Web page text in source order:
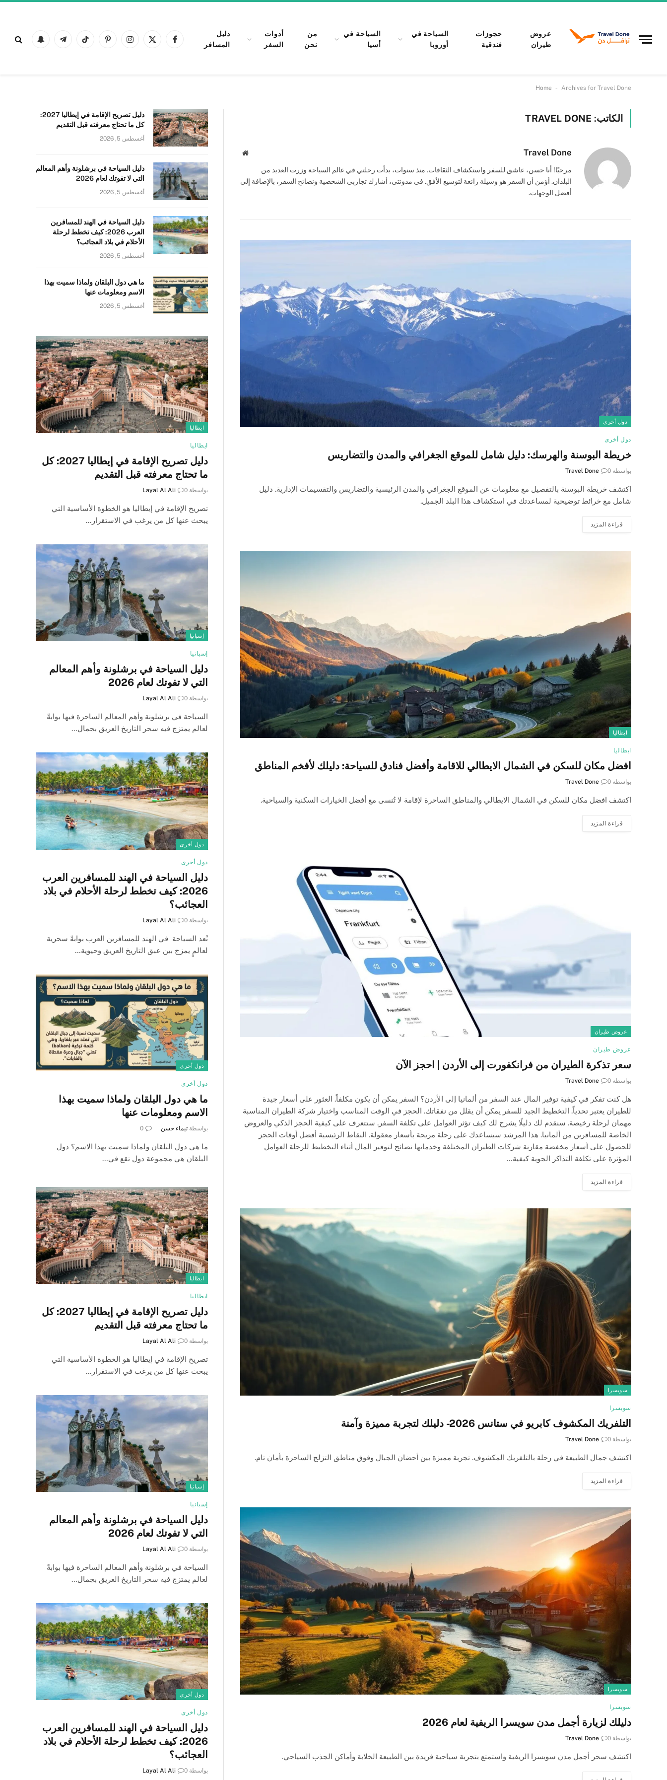
عروض
طيران
حجوزات
فندقية
السياحة في
أوروبا
السياحة في
أسيا
من
نحن
أدوات
السفر
دليل
المسافر
فيسبوكX
الانستغرامبينتيريستتيكتوك تيلقرام Snapchat
Home - Archives for Travel Done
الكاتب: TRAVEL DONE
Travel Done
موقع
مرحبًا! أنا حسن، عاشق للسفر واستكشاف الثقافات. منذ سنوات، بدأت رحلتي في عالم السياحة وزرت العديد من
البلدان. أؤمن أن السفر هو وسيلة رائعة لتوسيع الأفق. في مدونتي، أشارك تجاربي الشخصية ونصائح السفر، بالإضافة إلى
أفضل الوجهات.
دول أخرى
دول أخرى
خريطة البوسنة والهرسك: دليل شامل للموقع الجغرافي والمدن والتضاريس
بواسطة Travel Done 0
اكتشف خريطة البوسنة بالتفصيل مع معلومات عن الموقع الجغرافي والمدن الرئيسية والتضاريس والتقسيمات الإدارية. دليل
شامل مع خرائط توضيحية لمساعدتك في استكشاف هذا البلد الجميل.
قراءة المزيد
ايطاليا
ايطاليا
افضل مكان للسكن في الشمال الايطالي للاقامة وأفضل فنادق للسياحة: دليلك لأفخم المناطق
بواسطة Travel Done 0
اكتشف افضل مكان للسكن في الشمال الايطالي والمناطق الساحرة لإقامة لا تُنسى مع أفضل الخيارات السكنية والسياحية.
قراءة المزيد
عروض طيران
عروض طيران
سعر تذكرة الطيران من فرانكفورت إلى الأردن | احجز الآن
بواسطة Travel Done 0
هل كنت تفكر في كيفية توفير المال عند السفر من ألمانيا إلى الأردن؟ السفر يمكن أن يكون مكلفاً. العثور على أسعار جيدة
للطيران يعتبر تحدياً. التخطيط الجيد للسفر يمكن أن يقلل من نفقاتك. الحجز في الوقت المناسب واختيار شركة الطيران المناسبة
مهمان لرحلة رخيصة. سنقدم لك دليلًا يشرح لك كيف تؤثر العوامل على تكلفة السفر. ستتعرف على كيفية الحجز الذكي والعروض
الخاصة للمسافرين من ألمانيا. هذا المرشد سيساعدك على رحلة مريحة بأسعار معقولة. النقاط الرئيسية أفضل أوقات الحجز
للحصول على أسعار مخفضة مقارنة شركات الطيران المختلفة وخدماتها نصائح لتوفير المال أثناء التخطيط للرحلة العوامل
المؤثرة على تكلفة التذاكر الجوية كيفية…
قراءة المزيد
سويسرا
سويسرا
التلفريك المكشوف كابريو في ستانس 2026- دليلك لتجربة مميزة وآمنة
بواسطة Travel Done 0
اكتشف جمال الطبيعة في رحلة بالتلفريك المكشوف. تجربة مميزة بين أحضان الجبال وفوق مناطق التزلج الساحرة بأمان تام.
قراءة المزيد
سويسرا
سويسرا
دليلك لزيارة أجمل مدن سويسرا الريفية لعام 2026
بواسطة Travel Done 0
اكتشف سحر أجمل مدن سويسرا الريفية واستمتع بتجربة سياحية فريدة بين الطبيعة الخلابة وأماكن الجذب السياحي.
دليل تصريح الإقامة في إيطاليا 2027:
كل ما تحتاج معرفته قبل التقديم
أغسطس 5, 2026
دليل السياحة في برشلونة وأهم المعالم
التي لا تفوتك لعام 2026
أغسطس 5, 2026
دليل السياحة في الهند للمسافرين
العرب 2026: كيف تخطط لرحلة
الأحلام في بلاد العجائب؟
أغسطس 5, 2026
ما هي دول البلقان ولماذا سميت بهذا
الاسم ومعلومات عنها
أغسطس 5, 2026
ايطاليا
ايطاليا
دليل تصريح الإقامة في إيطاليا 2027: كل
ما تحتاج معرفته قبل التقديم
بواسطة Layal Al Ali 0
تصريح الإقامة في إيطاليا هو الخطوة الأساسية التي
يبحث عنها كل من يرغب في الاستقرار…
إسبانيا
إسبانيا
دليل السياحة في برشلونة وأهم المعالم
التي لا تفوتك لعام 2026
بواسطة Layal Al Ali 0
السياحة في برشلونة وأهم المعالم الساحرة فيها بوابةً
لعالم يمتزج فيه سحر التاريخ العريق بجمال…
دول أخرى
دول أخرى
دليل السياحة في الهند للمسافرين العرب
2026: كيف تخطط لرحلة الأحلام في بلاد
العجائب؟
بواسطة Layal Al Ali 0
تُعد السياحة في الهند للمسافرين العرب بوابةً سحرية
لعالمٍ يمزج بين عبق التاريخ العريق وحيوية…
دول أخرى
دول أخرى
ما هي دول البلقان ولماذا سميت بهذا
الاسم ومعلومات عنها
بواسطة تيماء حسن 0
ما هي دول البلقان ولماذا سميت بهذا الاسم؟ دول
البلقان هي مجموعة دول تقع في…
ايطاليا
ايطاليا
دليل تصريح الإقامة في إيطاليا 2027: كل
ما تحتاج معرفته قبل التقديم
بواسطة Layal Al Ali 0
تصريح الإقامة في إيطاليا هو الخطوة الأساسية التي
يبحث عنها كل من يرغب في الاستقرار…
إسبانيا
إسبانيا
دليل السياحة في برشلونة وأهم المعالم
التي لا تفوتك لعام 2026
بواسطة Layal Al Ali 0
السياحة في برشلونة وأهم المعالم الساحرة فيها بوابةً
لعالم يمتزج فيه سحر التاريخ العريق بجمال…
دول أخرى
دول أخرى
دليل السياحة في الهند للمسافرين العرب
2026: كيف تخطط لرحلة الأحلام في بلاد
العجائب؟
بواسطة Layal Al Ali 0